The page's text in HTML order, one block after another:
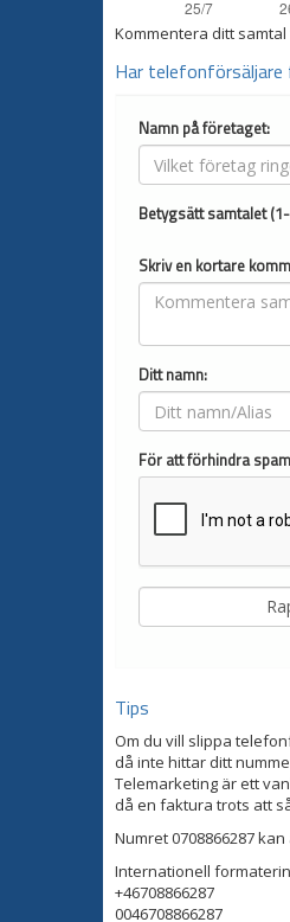
Kommentera ditt
Har
Namn på företaget:
Betygsätt samtalet
Skriv en kortare
Ditt namn:
För att förhindra
Tips
Om du vill slippa
då inte hittar ditt
Telemarketing är ett
då en faktura trots att
Numret 0708866287
Internationell
+46708866287
0046708866287